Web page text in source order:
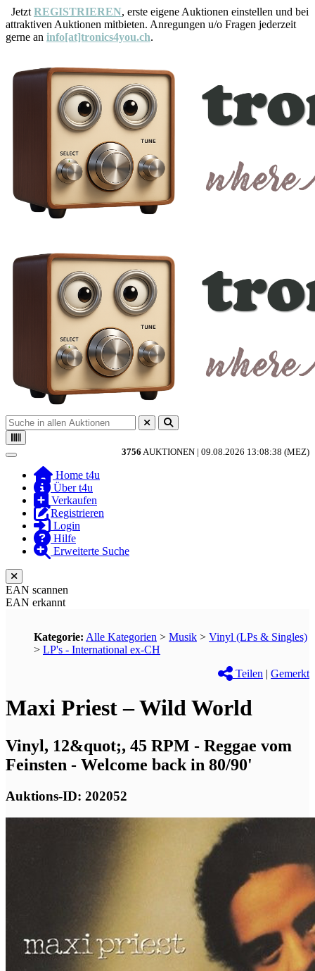
Jetzt REGISTRIEREN, erste eigene Auktionen einstellen und bei
attraktiven Auktionen mitbieten. Anregungen u/o Fragen jederzeit
gerne an info[at]tronics4you.ch.
3756 AUKTIONEN | 09.08.2026 13:08:38 (MEZ)
Toggle navigation
Home t4u
Über t4u
Verkaufen
Registrieren
Login
Hilfe
Erweiterte Suche
EAN scannen
EAN erkannt
Kategorie: Alle Kategorien > Musik > Vinyl (LPs & Singles)
> LP's - International ex-CH
Teilen | Gemerkt
Maxi Priest – Wild World
Vinyl, 12&quot;, 45 RPM - Reggae vom
Feinsten - Welcome back in 80/90'
Auktions-ID: 202052